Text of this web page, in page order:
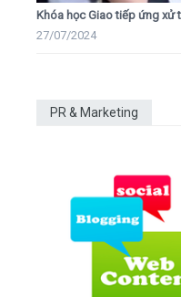
Khóa học Giao tiếp ứng xử
27/07/2024
PR & Marketing